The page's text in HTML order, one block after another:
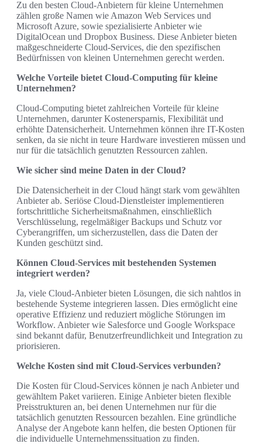
Zu den besten Cloud-Anbietern für kleine Unternehmen
zählen große Namen wie Amazon Web Services und
Microsoft Azure, sowie spezialisierte Anbieter wie
DigitalOcean und Dropbox Business. Diese Anbieter bieten
maßgeschneiderte Cloud-Services, die den spezifischen
Bedürfnissen von kleinen Unternehmen gerecht werden.
Welche Vorteile bietet Cloud-Computing für kleine
Unternehmen?
Cloud-Computing bietet zahlreichen Vorteile für kleine
Unternehmen, darunter Kostenersparnis, Flexibilität und
erhöhte Datensicherheit. Unternehmen können ihre IT-Kosten
senken, da sie nicht in teure Hardware investieren müssen und
nur für die tatsächlich genutzten Ressourcen zahlen.
Wie sicher sind meine Daten in der Cloud?
Die Datensicherheit in der Cloud hängt stark vom gewählten
Anbieter ab. Seriöse Cloud-Dienstleister implementieren
fortschrittliche Sicherheitsmaßnahmen, einschließlich
Verschlüsselung, regelmäßiger Backups und Schutz vor
Cyberangriffen, um sicherzustellen, dass die Daten der
Kunden geschützt sind.
Können Cloud-Services mit bestehenden Systemen
integriert werden?
Ja, viele Cloud-Anbieter bieten Lösungen, die sich nahtlos in
bestehende Systeme integrieren lassen. Dies ermöglicht eine
operative Effizienz und reduziert mögliche Störungen im
Workflow. Anbieter wie Salesforce und Google Workspace
sind bekannt dafür, Benutzerfreundlichkeit und Integration zu
priorisieren.
Welche Kosten sind mit Cloud-Services verbunden?
Die Kosten für Cloud-Services können je nach Anbieter und
gewähltem Paket variieren. Einige Anbieter bieten flexible
Preisstrukturen an, bei denen Unternehmen nur für die
tatsächlich genutzten Ressourcen bezahlen. Eine gründliche
Analyse der Angebote kann helfen, die besten Optionen für
die individuelle Unternehmenssituation zu finden.